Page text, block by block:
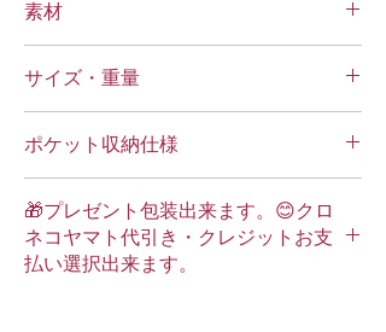
素材
ズの大きさで、呼び名が、変わります。）・
内ポケット馬革
サイズ・重量
横：170mm
厚み（マチ）：25mm
重量：155g
本製品は、一つ一つ手作りの為、サイズ表記
と若干の誤差が出る場合がございます。予め
ご了承下さい。
ポケット収納仕様
前
方
２方ファスナーポケット×１ 内仕
切りオープンポケット×１
後
オープンポケット×１
🎁プレゼント包装出来ます。😊クロ
ネコヤマト代引き・クレジットお支
払い選択出来ます。